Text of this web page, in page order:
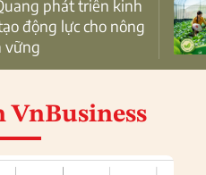
động lực cho nông
vững
VnBusiness